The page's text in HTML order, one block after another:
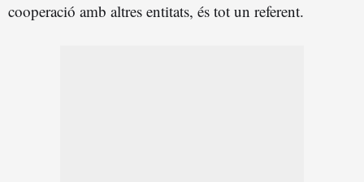
cooperació amb altres entitats, és tot un referent.